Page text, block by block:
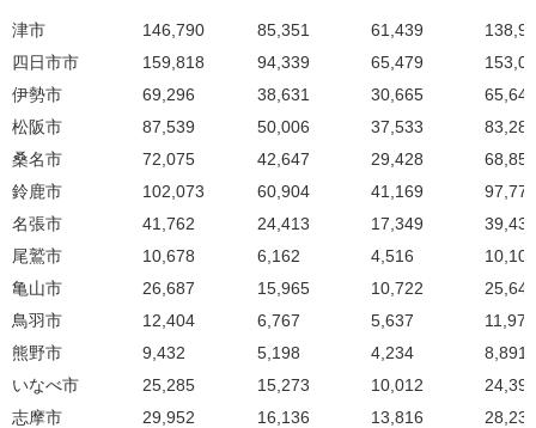
津市 146,790 85,351 61,439
四日市市
159,818 94,339 65,479
伊勢市
69,296 38,631 30,665
65,647
松阪市
87,539 50,006 37,533
83,282
桑名市
72,075 42,647 29,428
68,850
鈴鹿市
102,073 60,904 41,169
97,777
名張市
41,762 24,413 17,349
39,434
尾鷲市
10,678 6,162 4,516
10,105
亀山市
26,687 15,965 10,722
25,640
鳥羽市
12,404 6,767 5,637
11,974
熊野市
9,432 5,198 4,234
8,891
いなべ市
25,285 15,273 10,012
24,396
志摩市
29,952 16,136 13,816
28,234